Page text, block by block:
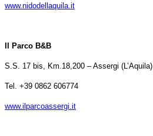
www.nidodellaquila.it
Il Parco B&B
S.S. 17 bis, Km.18,200 – Assergi (L’Aquila)
Tel. +39 0862 606774
www.ilparcoassergi.it